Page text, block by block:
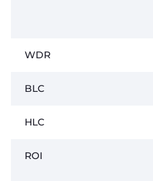
WDR
BLC
HLC
ROI